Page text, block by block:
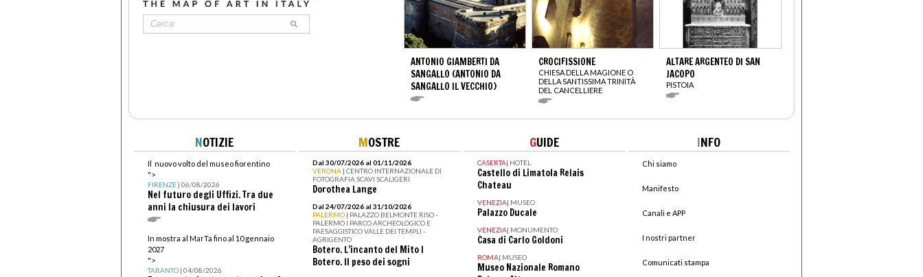
ANTONIO GIAMBERTI DA
SANGALLO (ANTONIO DA
SANGALLO IL VECCHIO)
CROCIFISSIONE
CHIESA DELLA MAGIONE O
DELLA SANTISSIMA TRINITÀ
DEL CANCELLIERE
ALTARE ARGENTEO DI SAN
JACOPO
PISTOIA
NOTIZIE
Il nuovo volto del museo fiorentino
">
FIRENZE| 06/08/2026
Nel futuro degli Uffizi. Tra due
anni la chiusura dei lavori
In mostra al MarTa fino al 10 gennaio
2027
">
TARANTO| 04/08/2026
MOSTRE
Dal 30/07/2026 al 01/11/2026
VERONA | CENTRO INTERNAZIONALE DI
FOTOGRAFIA SCAVI SCALIGERI
Dorothea Lange
Dal 24/07/2026 al 31/10/2026
PALERMO | PALAZZO BELMONTE RISO -
PALERMO I PARCO ARCHEOLOGICO E
PAESAGGISTICO VALLE DEI TEMPLI -
AGRIGENTO
Botero. L’incanto del Mito I
Botero. Il peso dei sogni
GUIDE
CASERTA| HOTEL
Castello di Limatola Relais
Chateau
VENEZIA| MUSEO
Palazzo Ducale
VENEZIA| MONUMENTO
Casa di Carlo Goldoni
ROMA| MUSEO
Museo Nazionale Romano
INFO
Chi siamo
Manifesto
Canali e APP
I nostri partner
Comunicati stampa